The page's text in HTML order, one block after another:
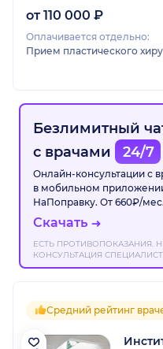
от 110 000 ₽
Оплачивается отдельно:
Прием пластического
Безлимитный
с врачами
24/7
Онлайн-консультации с
в мобильном
НаПоправку. От 660₽/мес.
Скачать
ЕСТЬ ПРОТИВОПОКАЗАНИЯ.
КОНСУЛЬТАЦИЯ
Средний рейтинг